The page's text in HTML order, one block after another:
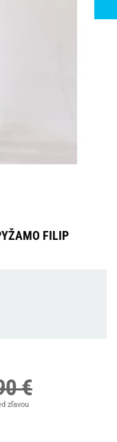
FILIP
€
zľavou